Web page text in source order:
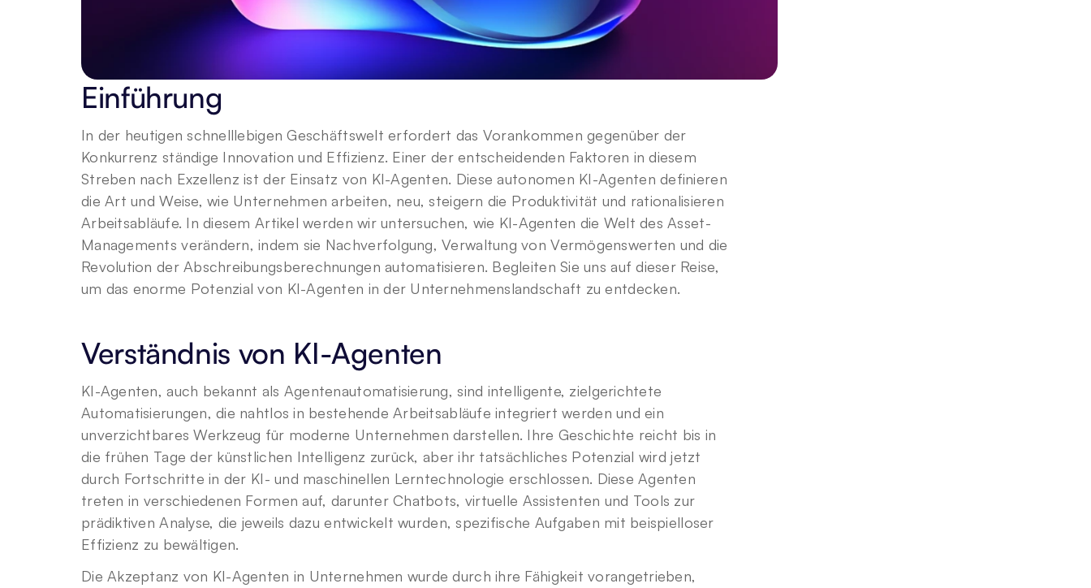
Einführung
In der heutigen schnelllebigen Geschäftswelt erfordert das Vorankommen gegenüber der
Konkurrenz ständige Innovation und Effizienz. Einer der entscheidenden Faktoren in diesem
Streben nach Exzellenz ist der Einsatz von KI-Agenten. Diese autonomen KI-Agenten definieren
die Art und Weise, wie Unternehmen arbeiten, neu, steigern die Produktivität und rationalisieren
Arbeitsabläufe. In diesem Artikel werden wir untersuchen, wie KI-Agenten die Welt des Asset-
Managements verändern, indem sie Nachverfolgung, Verwaltung von Vermögenswerten und die
Revolution der Abschreibungsberechnungen automatisieren. Begleiten Sie uns auf dieser Reise,
um das enorme Potenzial von KI-Agenten in der Unternehmenslandschaft zu entdecken.
Verständnis von KI-Agenten
KI-Agenten, auch bekannt als Agentenautomatisierung, sind intelligente, zielgerichtete
Automatisierungen, die nahtlos in bestehende Arbeitsabläufe integriert werden und ein
unverzichtbares Werkzeug für moderne Unternehmen darstellen. Ihre Geschichte reicht bis in
die frühen Tage der künstlichen Intelligenz zurück, aber ihr tatsächliches Potenzial wird jetzt
durch Fortschritte in der KI- und maschinellen Lerntechnologie erschlossen. Diese Agenten
treten in verschiedenen Formen auf, darunter Chatbots, virtuelle Assistenten und Tools zur
prädiktiven Analyse, die jeweils dazu entwickelt wurden, spezifische Aufgaben mit beispielloser
Effizienz zu bewältigen.
Die Akzeptanz von KI-Agenten in Unternehmen wurde durch ihre Fähigkeit vorangetrieben,